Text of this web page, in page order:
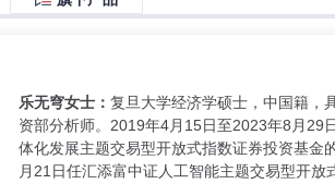
乐无穹女士： 复旦大学经济学硕士，中国籍，
资部分析师。2019年4月15日至2023年8月29
体化发展主题交易型开放式指数证券投资基
月21日任汇添富中证人工智能主题交易型开